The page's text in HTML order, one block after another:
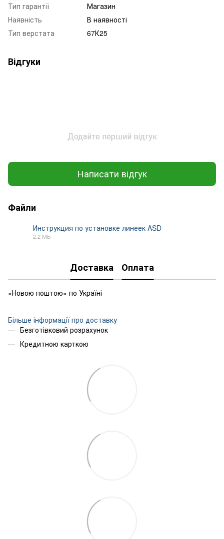
Тип гарантії
Магазин
Наявність
В наявності
Тип верстата
67К25
Відгуки
Додайте перший відгук
Написати відгук
Файли
Инструкция по установке линеек ASD
2.2 МБ
Доставка Оплата
«Новою поштою» по Україні
Більше інформації про доставку
Безготівковий розрахунок
Кредитною карткою